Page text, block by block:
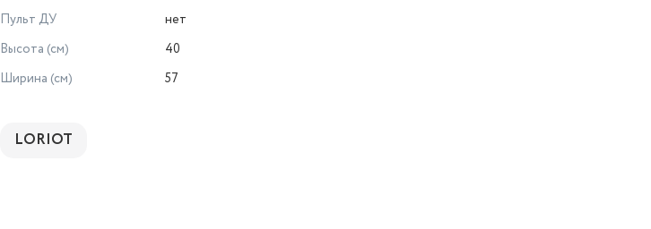
Пульт ДУ
нет
Высота (см)
40
Ширина (см)
57
LORIOT